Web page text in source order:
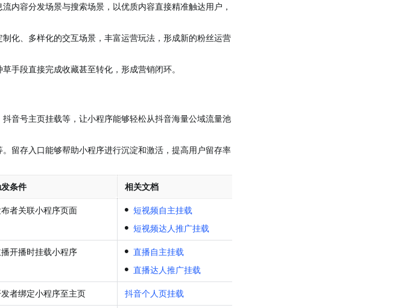
流内容分发场景与搜索场景，以优质内容直接精准触达用户，
制化、多样化的交互场景，丰富运营玩法，形成新的粉丝运营
手段直接完成收藏甚至转化，形成营销闭环。
抖音号主页挂载等，让小程序能够轻松从抖音海量公域流量池
。留存入口能够帮助小程序进行沉淀和激活，提高用户留存率
条件 相关文档
布者关联小程序页面 • 短视频自主挂载
• 短视频达人推广挂载
播开播时挂载小程序 • 直播自主挂载
• 直播达人推广挂载
者绑定小程序至主页 抖音个人页挂载